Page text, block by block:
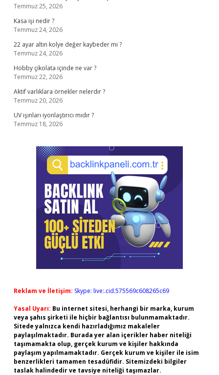
Temmuz 25, 2026
Kasa işi nedir ?
Temmuz 24, 2026
22 ayar altın kolye değer kaybeder mi ?
Temmuz 24, 2026
Hobby çikolata içinde ne var ?
Temmuz 22, 2026
Aktif varlıklara örnekler nelerdir ?
Temmuz 20, 2026
UV ışınları iyonlaştırıcı mıdır ?
Temmuz 18, 2026
Reklam ve İletişim: Skype: live:.cid.575569c608265c69
Yasal Uyarı: Bu internet sitesi, herhangi bir marka, kurum
veya şahıs şirketi ile hiçbir bağlantısı bulunmamaktadır.
Sitede yalnızca kendi hazırladığımız makaleler
paylaşılmaktadır. Burada yer alan içerikler haber niteliği
taşımamakta olup, gerçek kurum ve kişiler hakkında
paylaşım yapılmamaktadır. Gerçek kurum ve kişiler ile isim
benzerlikleri tamamen tesadüfidir. Sitemizdeki bilgiler
taslak halindedir ve tavsiye niteliği taşımazlar.